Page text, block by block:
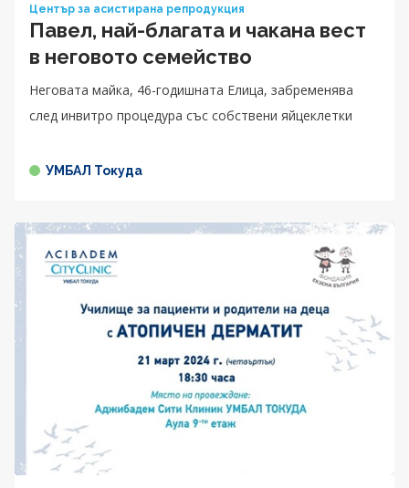
Център за асистирана репродукция
Павел, най-благата и чакана вест
в неговото семейство
Неговата майка, 46-годишната Елица, забременява
след инвитро процедура със собствени яйцеклетки
УМБАЛ Токуда